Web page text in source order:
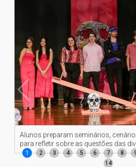
Alunos preparam seminários,
para refletir sobre as questões das
1 2 3 4 5 6 7 8
14